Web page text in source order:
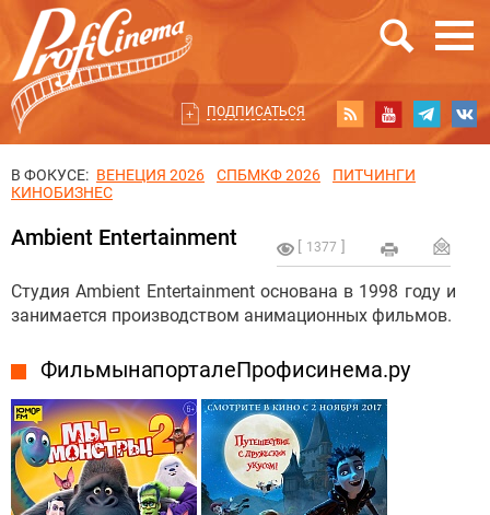
ПОДПИСАТЬСЯ
В ФОКУСЕ: ВЕНЕЦИЯ 2026 СПБМКФ 2026
ПИТЧИНГИ
КИНОБИЗНЕС
1377
Ambient Entertainment
Студия Ambient Entertainment основана в 1998 году и
занимается производством анимационных фильмов.
Фильмы на портале Профисинема.ру